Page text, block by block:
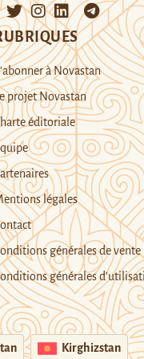
à Novastan
projet Novastan
éditoriale
légales
générales de vente
générales
Kirghizstan